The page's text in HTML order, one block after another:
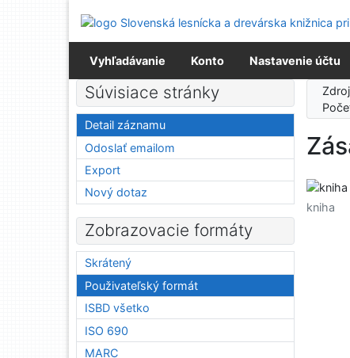
Prejsť na menu
Prehlásenie o webovej prístupnosti
Vyhľadávanie Konto Nastavenie účtu
kniha
Súvisiace stránky
Detail záznamu
Odoslať emailom
Export
Nový dotaz
Zobrazovacie formáty
Skrátený
Použivateľský formát
ISBD všetko
ISO 690
MARC